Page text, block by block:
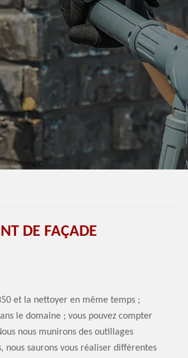
DE FAÇADE
et la nettoyer en même temps ;
le domaine ; vous pouvez compter
nous munirons des outillages
saurons vous réaliser différentes